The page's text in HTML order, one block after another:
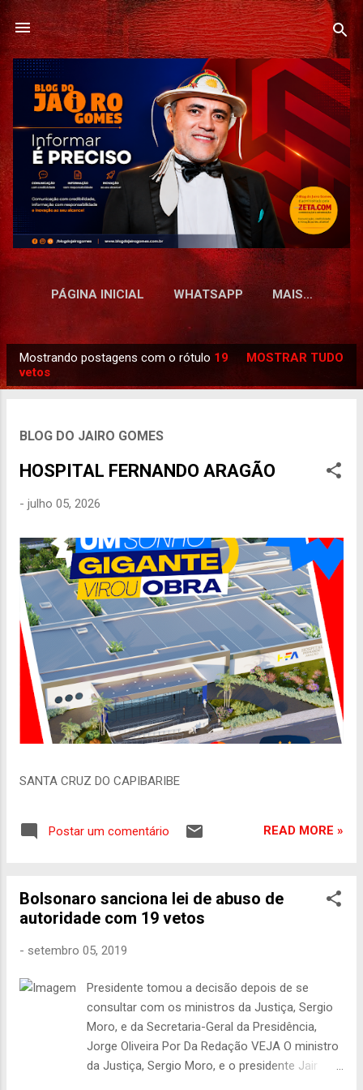
Pular para o conteúdo principal
PÁGINA INICIAL WHATSAPP MAIS…
o
Mostrando postagens com o rótulo 19
vetos
MOSTRAR TUDO
BLOG DO JAIRO GOMES
HOSPITAL FERNANDO ARAGÃO
- julho 05, 2026
SANTA CRUZ DO CAPIBARIBE
Postar um comentário READ MORE »
Bolsonaro sanciona lei de abuso de
autoridade com 19 vetos
- setembro 05, 2019
Presidente tomou a decisão depois de se
consultar com os ministros da Justiça, Sergio
Moro, e da Secretaria-Geral da Presidência,
Jorge Oliveira Por Da Redação VEJA O ministro
da Justiça, Sergio Moro, e o presidente Jair